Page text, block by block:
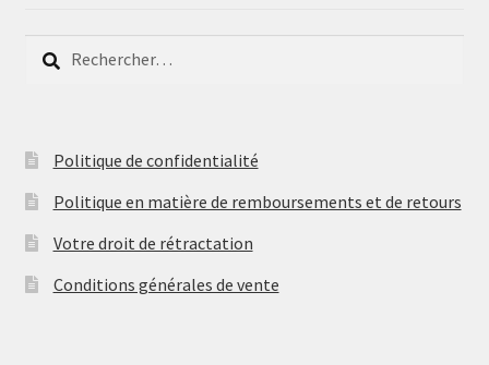
Politique de confidentialité
Politique en matière de remboursements et de retours
Votre droit de rétractation
Conditions générales de vente